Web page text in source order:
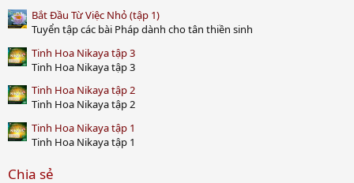
Bắt Đầu Từ Việc Nhỏ (tập 1)
Tuyển tập các bài Pháp dành cho tân thiền sinh
Tinh Hoa Nikaya tập 3
Tinh Hoa Nikaya tập 3
Tinh Hoa Nikaya tập 2
Tinh Hoa Nikaya tập 2
Tinh Hoa Nikaya tập 1
Tinh Hoa Nikaya tập 1
Chia sẻ